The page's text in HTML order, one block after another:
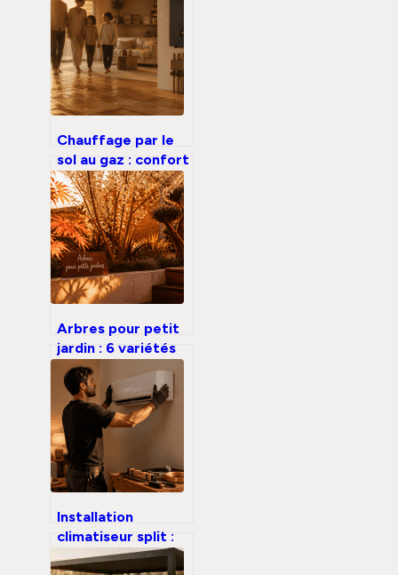
Chauffage par le
sol au gaz : confort
thermique,
économies réelles
et contraintes
d’installation
Arbres pour petit
jardin : 6 variétés
compactes pour
structurer votre
espace sans
perdre de lumière
Installation
climatiseur split :
30 bars de